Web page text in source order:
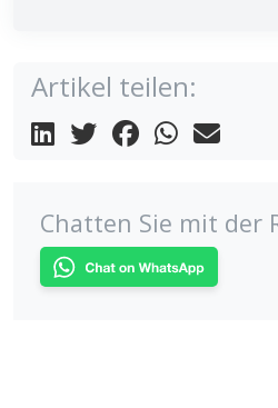
Artikel teilen:
Chatten Sie mit der